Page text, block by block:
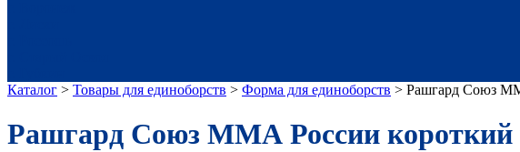
Каталог > Товары для единоборств > Форма для единоборств > Рашгард Союз
Рашгард Союз ММА России короткий